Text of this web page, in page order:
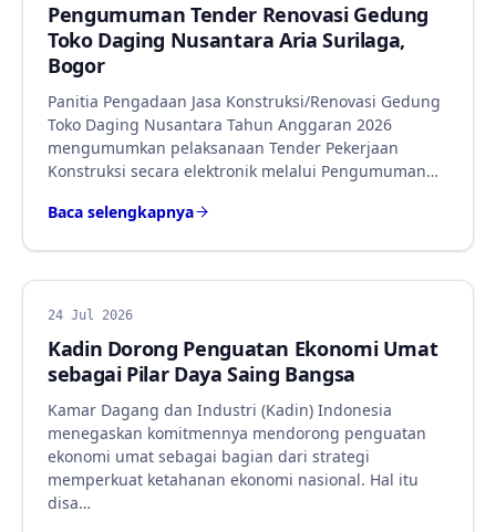
Pengumuman Tender Renovasi Gedung
Toko Daging Nusantara Aria Surilaga,
Bogor
Panitia Pengadaan Jasa Konstruksi/Renovasi Gedung
Toko Daging Nusantara Tahun Anggaran 2026
mengumumkan pelaksanaan Tender Pekerjaan
Konstruksi secara elektronik melalui Pengumuman…
Baca selengkapnya
BERITA
24 Jul 2026
Kadin Dorong Penguatan Ekonomi Umat
sebagai Pilar Daya Saing Bangsa
Kamar Dagang dan Industri (Kadin) Indonesia
menegaskan komitmennya mendorong penguatan
ekonomi umat sebagai bagian dari strategi
memperkuat ketahanan ekonomi nasional. Hal itu
disa…